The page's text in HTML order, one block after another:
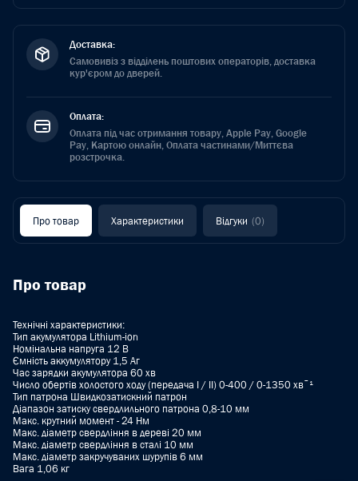
Доставка:
Самовивіз з відділень поштових операторів, доставка
кур'єром до дверей.
Оплата:
Оплата під час отримання товару, Apple Pay, Google
Pay, Картою онлайн, Оплата частинами/Миттєва
розстрочка.
Про товар Характеристики Відгуки (0)
Про товар
Технічні характеристики:
Тип акумулятора Lithium-ion
Номінальна напруга 12 B
Ємність аккумулятору 1,5 Aг
Час зарядки акумулятора 60 хв
Число обертів холостого ходу (передача I / II) 0-400 / 0-1350 хвˉ¹
Тип патрона Швидкозатискний патрон
Діапазон затиску свердлильного патрона 0,8-10 мм
Макс. крутний момент - 24 Нм
Макс. діаметр свердління в дереві 20 мм
Макс. діаметр свердління в сталі 10 мм
Макс. діаметр закручуваних шурупів 6 мм
Вага 1,06 кг